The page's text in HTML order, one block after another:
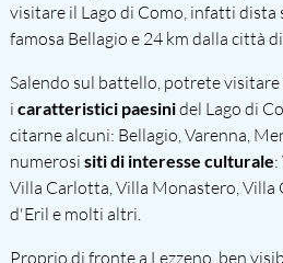
visitare il Lago di Como, infatti dista
famosa Bellagio e 24 km dalla città
Salendo sul battello, potrete
icaratteristici paesinidel Lago di
citarne alcuni: Bellagio, Varenna,
numerosisiti di interesse culturale
Villa Carlotta, Villa Monastero, Villa
d'Eril e molti altri.
Proprio di fronte a Lezzeno, ben